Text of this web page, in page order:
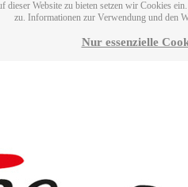
dieser Website zu bieten setzen wir Cookies
zu. Informationen zur Verwendung und den
Nur essenzielle